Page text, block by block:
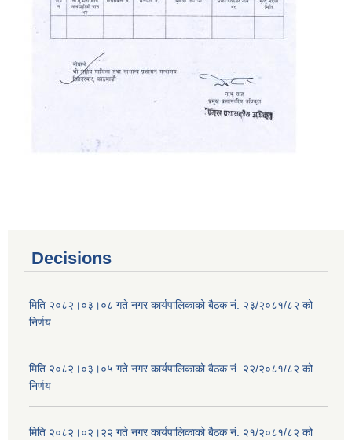
Decisions
मिति २०८२।०३।०८ गते नगर कार्यपालिकाको बैठक नं. २३/२०८१/८२ को
निर्णय
मिति २०८२।०३।०५ गते नगर कार्यपालिकाको बैठक नं. २२/२०८१/८२ को
निर्णय
मिति २०८२।०२।२२ गते नगर कार्यपालिकाको बैठक नं. २१/२०८१/८२ को